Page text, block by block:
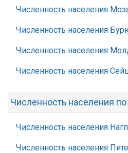
Численность населения
Численность населения
Численность населения
Численность населения
Численность населения
Численность населения
Численность населения